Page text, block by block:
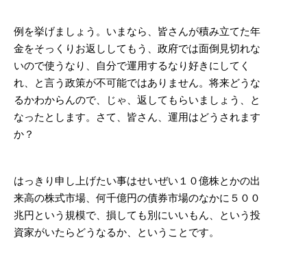
例を挙げましょう。いまなら、皆さんが積み立てた年
金をそっくりお返ししてもう、政府では面倒見切れな
いので使うなり、自分で運用するなり好きにしてく
れ、と言う政策が不可能ではありません。将来どうな
るかわからんので、じゃ、返してもらいましょう、と
なったとします。さて、皆さん、運用はどうされます
か？
はっきり申し上げたい事はせいぜい１０億株とかの出
来高の株式市場、何千億円の債券市場のなかに５００
兆円という規模で、損しても別にいいもん、という投
資家がいたらどうなるか、ということです。